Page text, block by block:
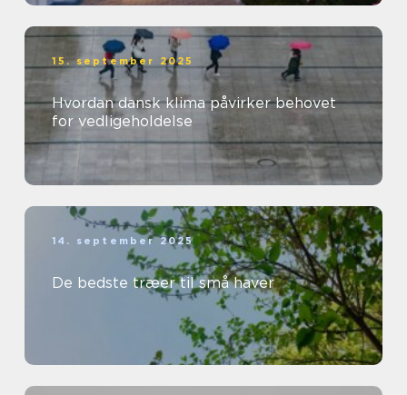
15. september 2025
Hvordan dansk klima påvirker behovet
for vedligeholdelse
14. september 2025
De bedste træer til små haver